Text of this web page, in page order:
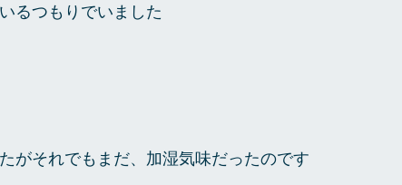
るつもりでいました
がそれでもまだ、加湿気味だったのです